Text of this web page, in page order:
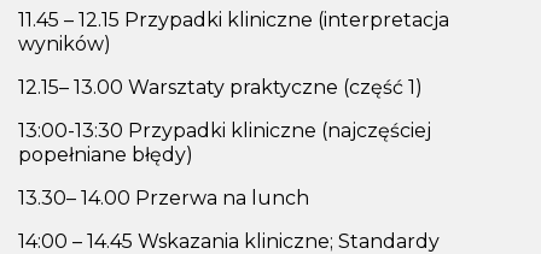
11.45 – 12.15 Przypadki kliniczne (interpretacja
wyników)
12.15– 13.00 Warsztaty praktyczne (część 1)
13:00-13:30 Przypadki kliniczne (najczęściej
popełniane błędy)
13.30– 14.00 Przerwa na lunch
14:00 – 14.45 Wskazania kliniczne; Standardy